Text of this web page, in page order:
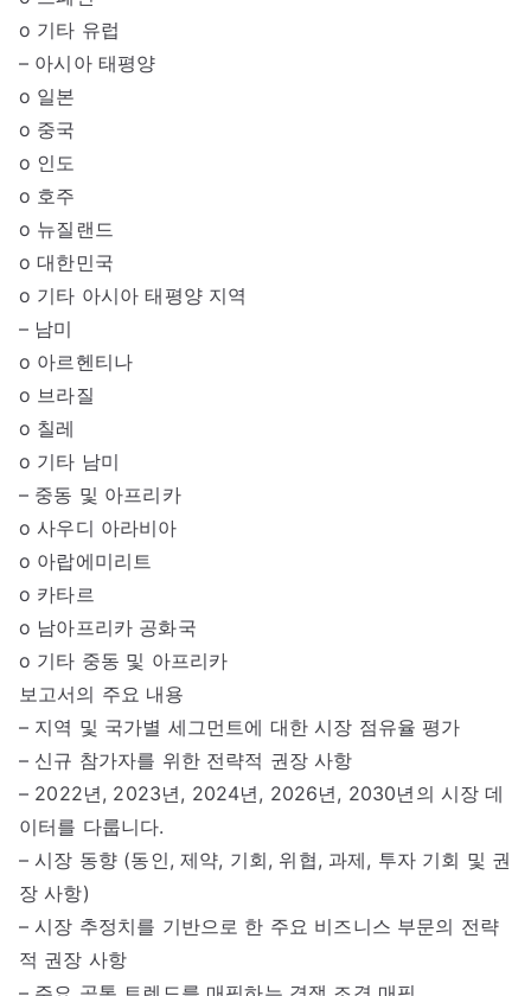
o 기타 유럽
– 아시아 태평양
o 일본
o 중국
o 인도
o 호주
o 뉴질랜드
o 대한민국
o 기타 아시아 태평양 지역
– 남미
o 아르헨티나
o 브라질
o 칠레
o 기타 남미
– 중동 및 아프리카
o 사우디 아라비아
o 아랍에미리트
o 카타르
o 남아프리카 공화국
o 기타 중동 및 아프리카
보고서의 주요 내용
– 지역 및 국가별 세그먼트에 대한 시장 점유율 평가
– 신규 참가자를 위한 전략적 권장 사항
– 2022년, 2023년, 2024년, 2026년, 2030년의 시장 데
이터를 다룹니다.
– 시장 동향 (동인, 제약, 기회, 위협, 과제, 투자 기회 및 권
장 사항)
– 시장 추정치를 기반으로 한 주요 비즈니스 부문의 전략
적 권장 사항